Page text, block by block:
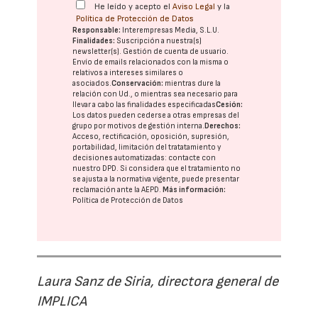
He leído y acepto elAviso Legal y la
Política de Protección de Datos
Responsable: Interempresas Media, S.L.U.
Finalidades: Suscripción a nuestra(s)
newsletter(s). Gestión de cuenta de usuario.
Envío de emails relacionados con la misma o
relativos a intereses similares o
asociados.Conservación: mientras dure la
relación con Ud., o mientras sea necesario para
llevar a cabo las finalidades especificadasCesión:
Los datos pueden cederse a otras empresas del
grupo por motivos de gestión interna.Derechos:
Acceso, rectificación, oposición, supresión,
portabilidad, limitación del tratatamiento y
decisiones automatizadas: contacte con
nuestro DPD. Si considera que el tratamiento no
se ajusta a la normativa vigente, puede presentar
reclamación ante laAEPD.Más información:
Política de Protección de Datos
Laura Sanz de Siria, directora general de
IMPLICA